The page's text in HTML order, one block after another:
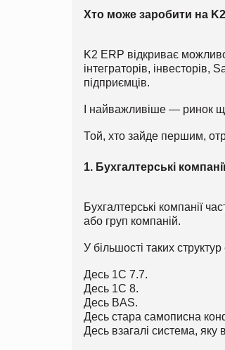
Хто може заробити на
K2 ERP відкриває
інтеграторів,
підприємців.
І найважливіше — ринок
Той, хто зайде першим,
1. Бухгалтерські
Бухгалтерські компанії
або груп компаній.
У більшості таких
Десь 1С 7.7.
Десь 1С 8.
Десь BAS.
Десь стара самописна
Десь взагалі система, яку